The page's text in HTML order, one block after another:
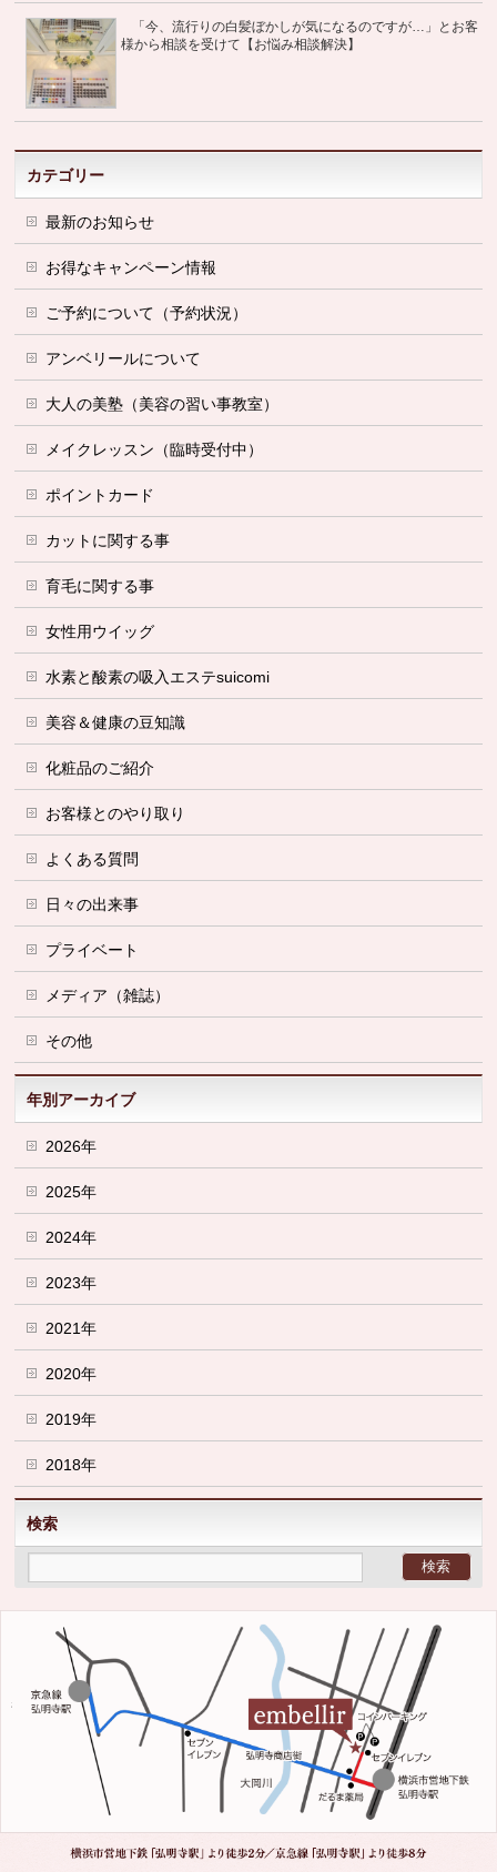
「今、流行りの白髪ぼかしが気になるのですが…」とお客
様から相談を受けて【お悩み相談解決】
カテゴリー
最新のお知らせ
お得なキャンペーン情報
ご予約について（予約状況）
アンベリールについて
大人の美塾（美容の習い事教室）
メイクレッスン（臨時受付中）
ポイントカード
カットに関する事
育毛に関する事
女性用ウイッグ
水素と酸素の吸入エステsuicomi
美容＆健康の豆知識
化粧品のご紹介
お客様とのやり取り
よくある質問
日々の出来事
プライベート
メディア（雑誌）
その他
年別アーカイブ
2026年
2025年
2024年
2023年
2021年
2020年
2019年
2018年
検索